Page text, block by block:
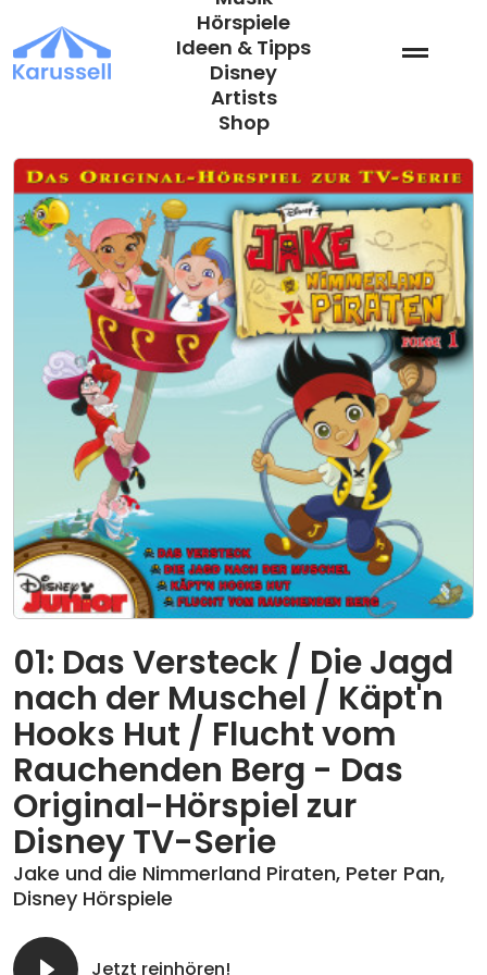
Inhalt
springen
Hörspiele
Ideen & Tipps
Disney
Artists
Shop
01: Das Versteck / Die Jagd
nach der Muschel / Käpt'n
Hooks Hut / Flucht vom
Rauchenden Berg - Das
Original-Hörspiel zur
Disney TV-Serie
Jake und die Nimmerland Piraten, Peter Pan,
Disney Hörspiele
Jetzt reinhören!